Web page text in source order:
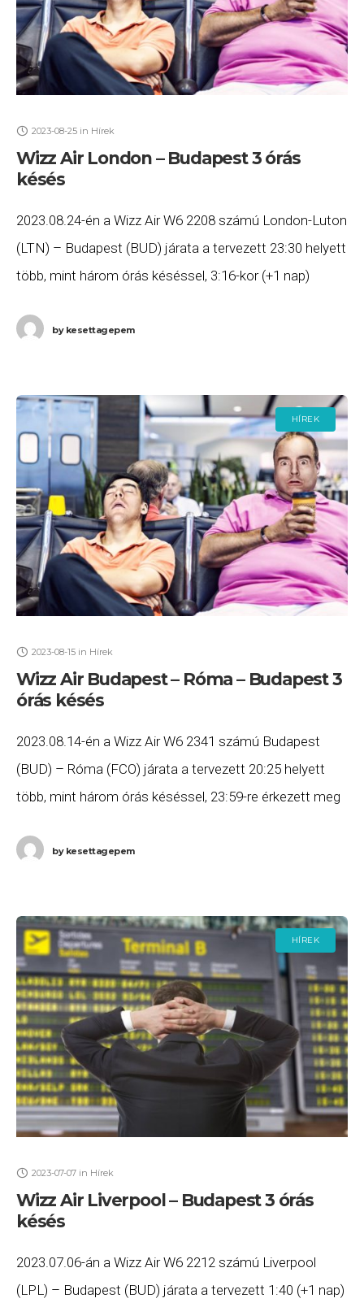
2023-08-25 in Hírek
Wizz Air London – Budapest 3 órás
késés
2023.08.24-én a Wizz Air W6 2208 számú London-Luton
(LTN) – Budapest (BUD) járata a tervezett 23:30 helyett
több, mint három órás késéssel, 3:16-kor (+1 nap)
bykesettagepem
HÍREK
2023-08-15 in Hírek
Wizz Air Budapest – Róma – Budapest 3
órás késés
2023.08.14-én a Wizz Air W6 2341 számú Budapest
(BUD) – Róma (FCO) járata a tervezett 20:25 helyett
több, mint három órás késéssel, 23:59-re érkezett meg
bykesettagepem
HÍREK
2023-07-07 in Hírek
Wizz Air Liverpool – Budapest 3 órás
késés
2023.07.06-án a Wizz Air W6 2212 számú Liverpool
(LPL) – Budapest (BUD) járata a tervezett 1:40 (+1 nap)